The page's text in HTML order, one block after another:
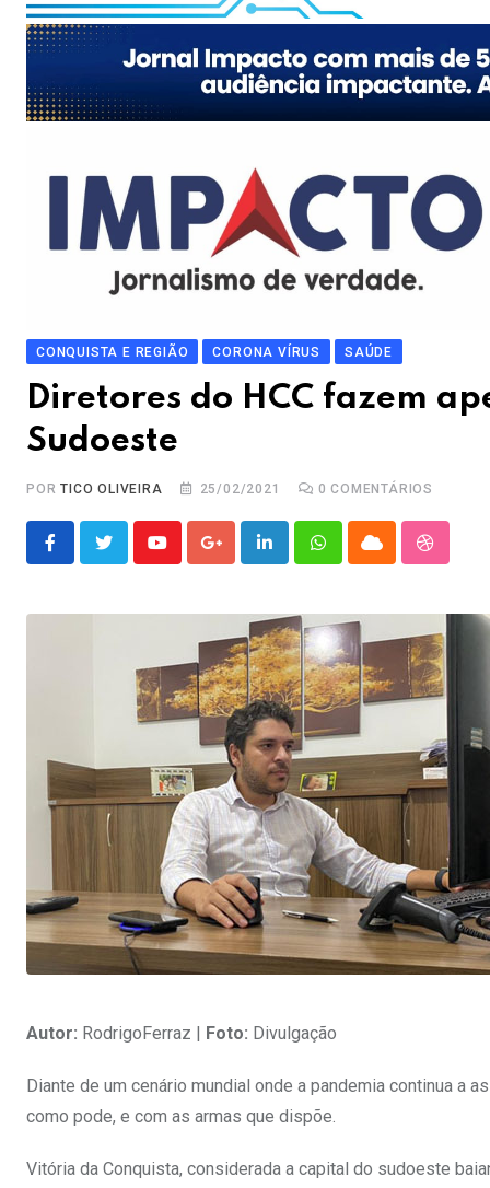
CONQUISTA E REGIÃO CORONA VÍRUS SAÚDE
Diretores do HCC fazem
Sudoeste
PORTICO OLIVEIRA 25/02/2021 0 COMENTÁRIOS
YoutubeGoogle+LinkedInWhatsappCloud
Autor: RodrigoFerraz | Foto: Divulgação
Diante de um cenário mundial onde a pandemia continua a
como pode, e com as armas que dispõe.
Vitória da Conquista, considerada a capital do sudoeste